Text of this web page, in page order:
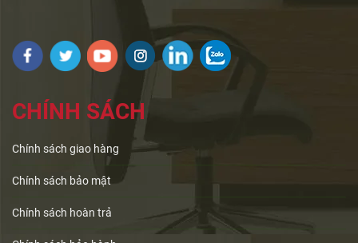
CHÍNH SÁCH
Chính sách giao hàng
Chính sách bảo mật
Chính sách hoàn trả